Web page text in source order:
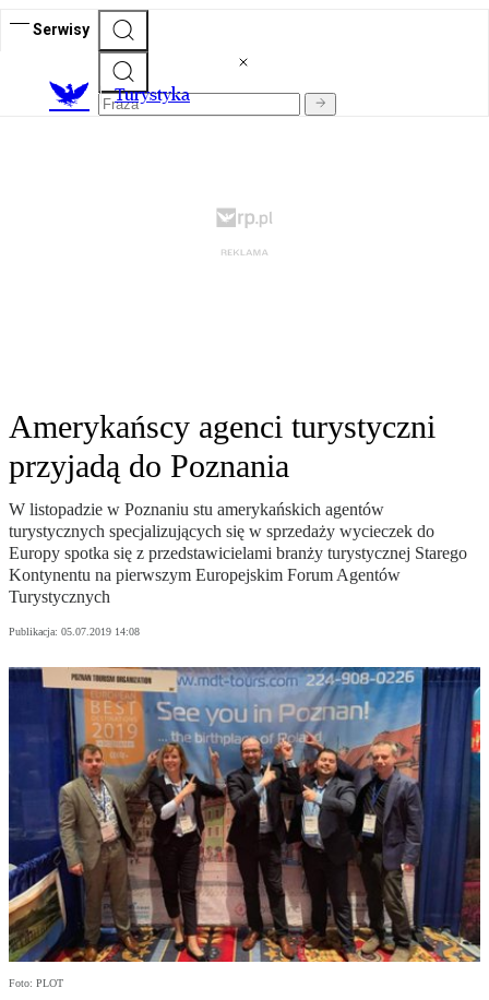
Serwisy
Turystyka
Amerykańscy agenci turystyczni
przyjadą do Poznania
W listopadzie w Poznaniu stu amerykańskich agentów
turystycznych specjalizujących się w sprzedaży wycieczek do
Europy spotka się z przedstawicielami branży turystycznej Starego
Kontynentu na pierwszym Europejskim Forum Agentów
Turystycznych
Publikacja: 05.07.2019 14:08
Foto: PLOT